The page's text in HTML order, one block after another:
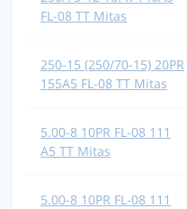
FL-08 TT Mitas
250-15 (250/70-15) 20PR
155A5 FL-08 TT Mitas
5.00-8 10PR FL-08 111
A5 TT Mitas
5.00-8 10PR FL-08 111